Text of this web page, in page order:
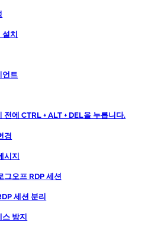
치
언트
전에 CTRL + ALT + DEL을 누릅니다.
경
시지
그오프 RDP 세션
세션 분리
방지